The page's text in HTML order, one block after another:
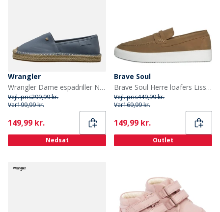
Wrangler
Wrangler Dame espadriller Nancy China Blue
Vejl. pris299,99 kr.
Var199,99 kr.
Current
149,99 kr.
Nedsat
Brave Soul
Brave Soul Herre loafers Lissabon ørken taupe
Vejl. pris449,99 kr.
Var169,99 kr.
Current
149,99 kr.
Outlet